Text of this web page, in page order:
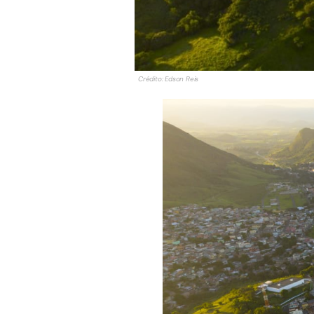
Crédito: Edson Reis